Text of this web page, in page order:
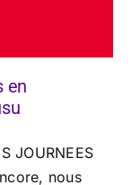
en
JOURNEES
nous